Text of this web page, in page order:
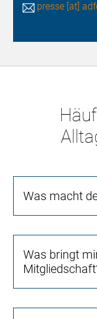
presse [at]
Was macht
Was bringt